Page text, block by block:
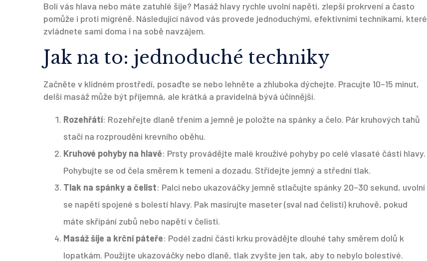
Bolí vás hlava nebo máte zatuhlé šíje? Masáž hlavy rychle uvolní napětí, zlepší prokrvení a často
pomůže i proti migréně. Následující návod vás provede jednoduchými, efektivními technikami, které
zvládnete sami doma i na sobě navzájem.
Jak na to: jednoduché techniky
Začněte v klidném prostředí, posaďte se nebo lehněte a zhluboka dýchejte. Pracujte 10–15 minut,
delší masáž může být příjemná, ale krátká a pravidelná bývá účinnější.
Rozehřátí: Rozehřejte dlaně třením a jemně je položte na spánky a čelo. Pár kruhových tahů
stačí na rozproudění krevního oběhu.
Kruhové pohyby na hlavě: Prsty provádějte malé krouživé pohyby po celé vlasaté části hlavy.
Pohybujte se od čela směrem k temeni a dozadu. Střídejte jemný a střední tlak.
Tlak na spánky a čelist: Palci nebo ukazováčky jemně stlačujte spánky 20–30 sekund, uvolní
se napětí spojené s bolestí hlavy. Pak masírujte maseter (sval nad čelistí) kruhově, pokud
máte skřípání zubů nebo napětí v čelisti.
Masáž šíje a krční páteře: Podél zadní části krku provádějte dlouhé tahy směrem dolů k
lopatkám. Použijte ukazováčky nebo dlaně, tlak zvyšte jen tak, aby to nebylo bolestivé.